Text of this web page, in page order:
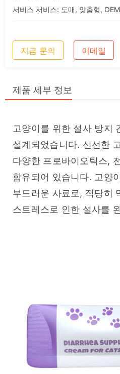
서비스 서비스: 도매, 맞춤형,
지금 문의 이메일
제품 세부 정보
고양이를 위한 설사 방지
설계되었습니다. 신선한
다양한 프로바이오틱스,
함유되어 있습니다. 고양
부드러운 사료로, 적당히
스트레스로 인한 설사를